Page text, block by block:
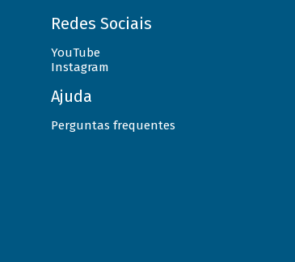
Redes Sociais
YouTube
Instagram
Ajuda
Perguntas frequentes